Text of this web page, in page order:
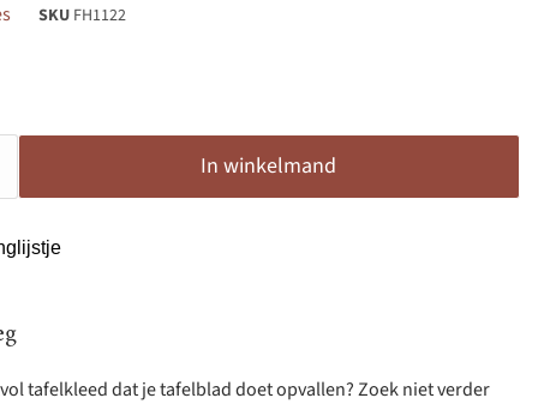
SKU FH1122
In winkelmand
tafelkleed dat je tafelblad doet opvallen? Zoek niet verder